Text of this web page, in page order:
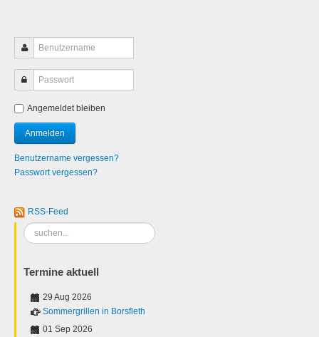
Angemeldet bleiben
Benutzername vergessen?
Passwort vergessen?
RSS-Feed
Suchen
...
Termine aktuell
29 Aug 2026
Sommergrillen in Borsfleth
01 Sep 2026